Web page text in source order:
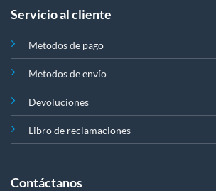
Servicio al cliente
Metodos de pago
Metodos de envío
Devoluciones
Libro de reclamaciones
Contáctanos